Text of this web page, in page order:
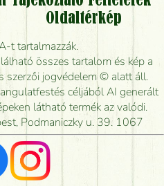
rendelni?
úgy, hogy még ma
elkészíteni a csokrot, és
kiszállítani?
van önöknél?
a virágküldésről?
Oldaltérkép
t tartalmazzák.
összes tartalom és kép a
szerzői jogvédelem © alatt áll.
céljából AI generált
látható termék az valódi.
Podmaniczky u. 39. 1067